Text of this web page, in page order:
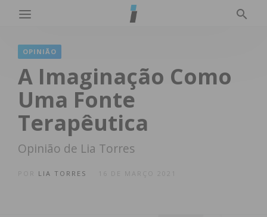
OPINIÃO
A Imaginação Como
Uma Fonte
Terapêutica
Opinião de Lia Torres
LIA TORRES 16 DE MARÇO 2021